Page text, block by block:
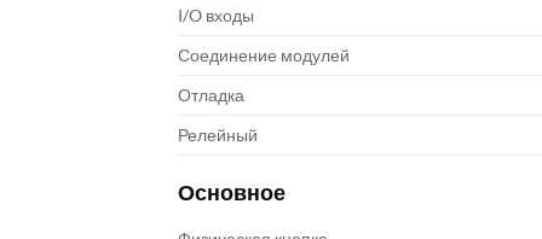
I/O входы
Соединение модулей
Отладка
Релейный
Основное